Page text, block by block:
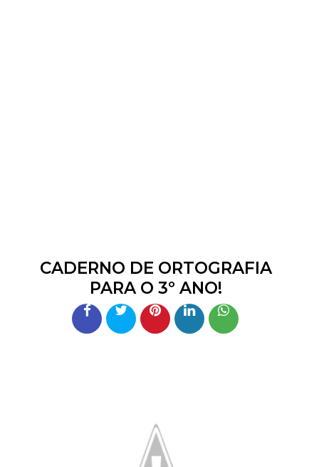
CADERNO DE ORTOGRAFIA
PARA O 3º ANO!